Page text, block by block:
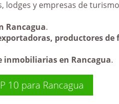
lodges y empresas de
Rancagua.
productores de
inmobiliarias en Rancagua.
10 para Rancagua